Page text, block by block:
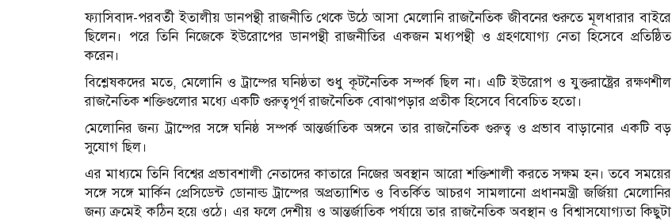
ফ্যাসিবাদ-পরবর্তী ইতালীয় ডানপন্থী রাজনীতি থেকে উঠে আসা মেলোনি রাজনৈতিক জীবনের শুরুতে মূলধারার বাইরে
ছিলেন। পরে তিনি নিজেকে ইউরোপের ডানপন্থী রাজনীতির একজন মধ্যপন্থী ও গ্রহণযোগ্য নেতা হিসেবে প্রতিষ্ঠিত
করেন।
বিশ্লেষকদের মতে, মেলোনি ও ট্রাম্পের ঘনিষ্ঠতা শুধু কূটনৈতিক সম্পর্ক ছিল না। এটি ইউরোপ ও যুক্তরাষ্ট্রের রক্ষণশীল
রাজনৈতিক শক্তিগুলোর মধ্যে একটি গুরুত্বপূর্ণ রাজনৈতিক বোঝাপড়ার প্রতীক হিসেবে বিবেচিত হতো।
মেলোনির জন্য ট্রাম্পের সঙ্গে ঘনিষ্ঠ সম্পর্ক আন্তর্জাতিক অঙ্গনে তার রাজনৈতিক গুরুত্ব ও প্রভাব বাড়ানোর একটি বড়
সুযোগ ছিল।
এর মাধ্যমে তিনি বিশ্বের প্রভাবশালী নেতাদের কাতারে নিজের অবস্থান আরো শক্তিশালী করতে সক্ষম হন। তবে সময়ের
সঙ্গে সঙ্গে মার্কিন প্রেসিডেন্ট ডোনাল্ড ট্রাম্পের অপ্রত্যাশিত ও বিতর্কিত আচরণ সামলানো প্রধানমন্ত্রী জর্জিয়া মেলোনির
জন্য ক্রমেই কঠিন হয়ে ওঠে। এর ফলে দেশীয় ও আন্তর্জাতিক পর্যায়ে তার রাজনৈতিক অবস্থান ও বিশ্বাসযোগ্যতা কিছুটা